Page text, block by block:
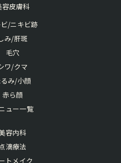
容皮膚科
/ニキビ跡
み/肝斑
毛穴
ワ/クマ
み/小顔
赤ら顔
ュー一覧
容内科
滴療法
トメイク